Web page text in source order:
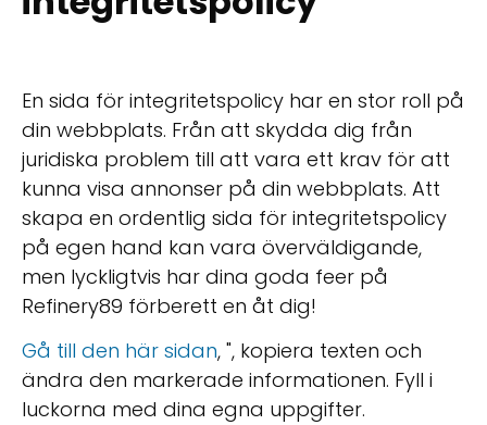
En sida för integritetspolicy har en stor roll på
din webbplats. Från att skydda dig från
juridiska problem till att vara ett krav för att
kunna visa annonser på din webbplats. Att
skapa en ordentlig sida för integritetspolicy
på egen hand kan vara överväldigande,
men lyckligtvis har dina goda feer på
Refinery89 förberett en åt dig!
Gå till den här sidan, ", kopiera texten och
ändra den markerade informationen. Fyll i
luckorna med dina egna uppgifter.